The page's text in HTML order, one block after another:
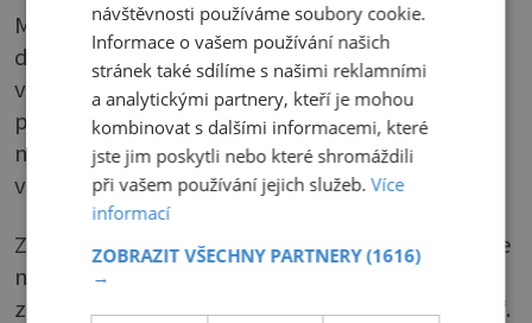
Místo vody lze použít i okurkovou šťávu a k
dochucení česnek. V zimě se pije boza, nápoj
vyrobený z mírně kvašeného prosa s chutí
podobnou vaječnému koňaku, nebo sahlep,
nápoj z rozmělněných hlíz divoké orchideje. Je
velice sladký, podává se sypaný skořicí.
Z Turecka pocházejí vynikajících suchá vína, ale
nejtypičtějším alkoholem je raki, vyrobený
z anýzu. Pije se s vodou a říká se mu „lví mléko“.
návštěvnosti používáme soubory cookie.
Informace o vašem používání našich
stránek také sdílíme s našimi reklamními
a analytickými partnery, kteří je mohou
kombinovat s dalšími informacemi, které
jste jim poskytli nebo které shromáždili
při vašem používání jejich služeb.Více
informací
ZOBRAZIT VŠECHNY PARTNERY(1616)
→